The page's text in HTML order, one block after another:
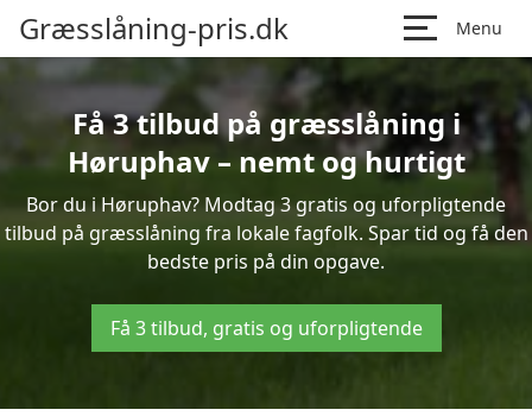
Græsslåning-pris.dk Menu
Få 3 tilbud på græsslåning i
Høruphav – nemt og hurtigt
Bor du i Høruphav? Modtag 3 gratis og uforpligtende
tilbud på græsslåning fra lokale fagfolk. Spar tid og få den
bedste pris på din opgave.
Få 3 tilbud, gratis og uforpligtende